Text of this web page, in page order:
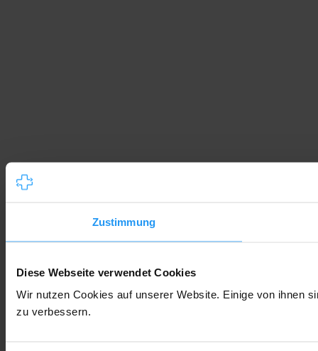
Zustimmung
Diese Webseite verwendet Cookies
Wir nutzen Cookies auf unserer Website. Einige von ihnen
zu verbessern.